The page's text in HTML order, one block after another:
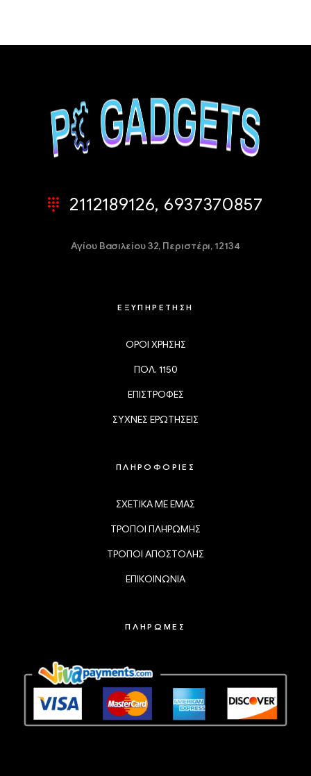
2112189126, 6937370857
Αγίου Βασιλείου 32, Περιστέρι, 12134
ΕΞΥΠΗΡΕΤΗΣΗ
ΟΡΟΙ ΧΡΗΣΗΣ
ΠΟΛ. 1150
ΕΠΙΣΤΡΟΦΕΣ
ΣΥΧΝΕΣ ΕΡΩΤΗΣΕΙΣ
ΠΛΗΡΟΦΟΡΙΕΣ
ΣΧΕΤΙΚΑ ΜΕ ΕΜΑΣ
ΤΡΟΠΟΙ ΠΛΗΡΩΜΗΣ
ΤΡΟΠΟΙ ΑΠΟΣΤΟΛΗΣ
ΕΠΙΚΟΙΝΩΝΙΑ
ΠΛΗΡΩΜΕΣ